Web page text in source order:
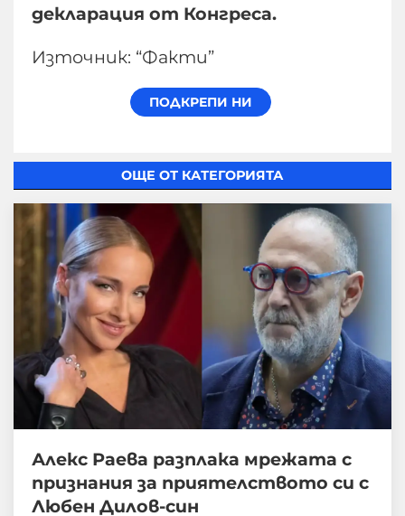
декларация от Конгреса.
Източник: “Факти”
ОЩЕ ОТ КАТЕГОРИЯТА
Алекс Раева разплака мрежата с
признания за приятелството си с
Любен Дилов-син